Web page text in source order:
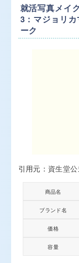
就活写真メイ
3：マジョリ
ーク
引用元： 資生堂
商品名
ブランド名
価格
容量